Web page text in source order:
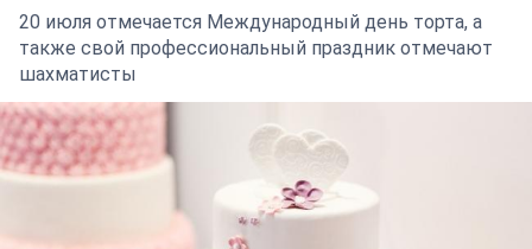
20 июля отмечается Международный день торта, а
также свой профессиональный праздник отмечают
шахматисты